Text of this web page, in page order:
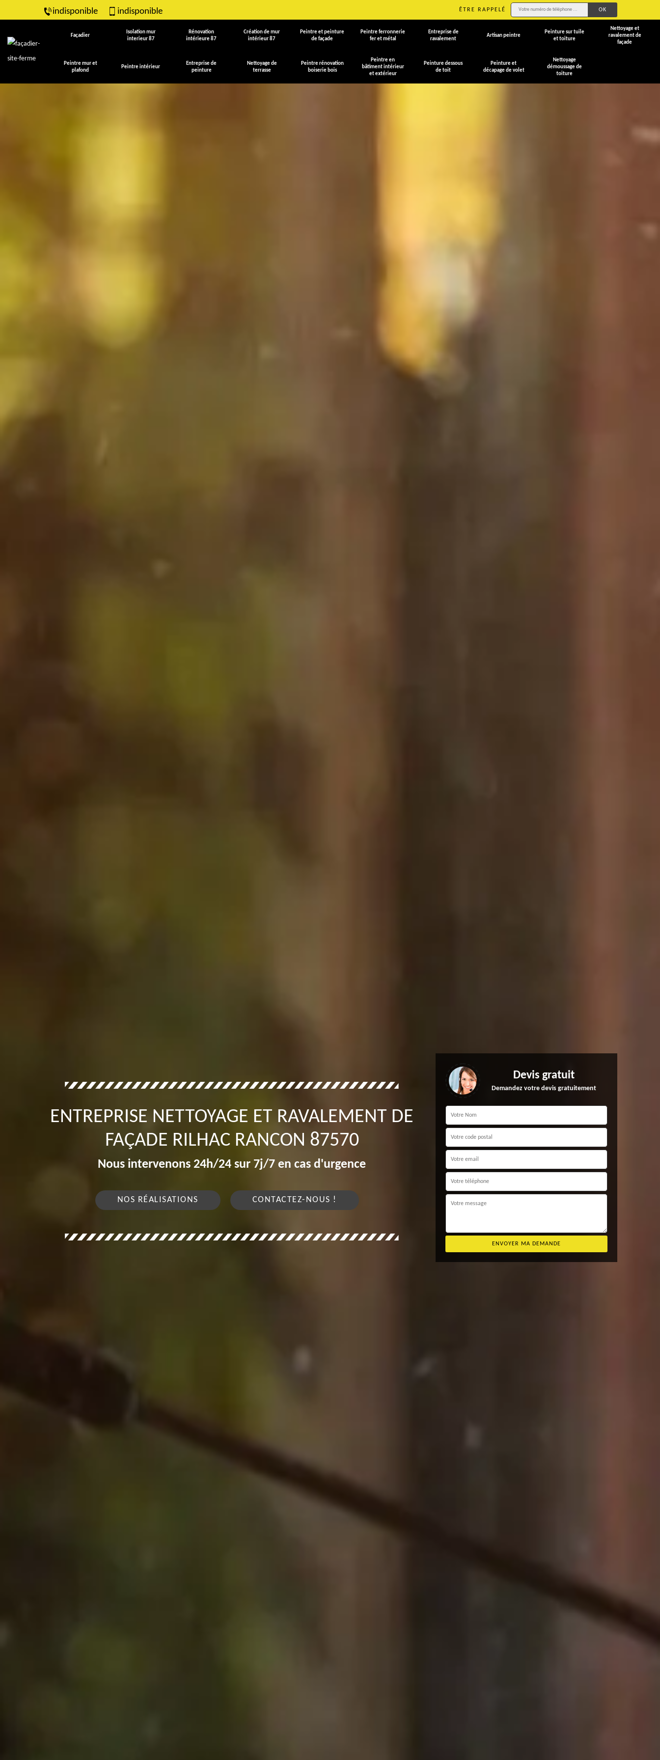
indisponible indisponible ÊTRE RAPPELÉ
Façadier
Isolation mur
interieur 87
Rénovation
intérieure 87
Création de mur
intérieur 87
Peintre et peinture
de façade
Peintre ferronnerie
fer et métal
Entreprise de
ravalement
Artisan peintre
Peinture sur tuile
et toiture
Nettoyage et
ravalement de
façade
Peintre mur et
plafond
Peintre intérieur
Entreprise de
peinture
Nettoyage de
terrasse
Peintre rénovation
boiserie bois
Peintre en
bâtiment intérieur
et extérieur
Peinture dessous
de toit
Peinture et
décapage de volet
Nettoyage
démoussage de
toiture
ENTREPRISE NETTOYAGE ET RAVALEMENT DE
FAÇADE RILHAC RANCON 87570
Nous intervenons 24h/24 sur 7j/7 en cas d'urgence
NOS RÉALISATIONS CONTACTEZ-NOUS !
Devis gratuit
Demandez votre devis gratuitement